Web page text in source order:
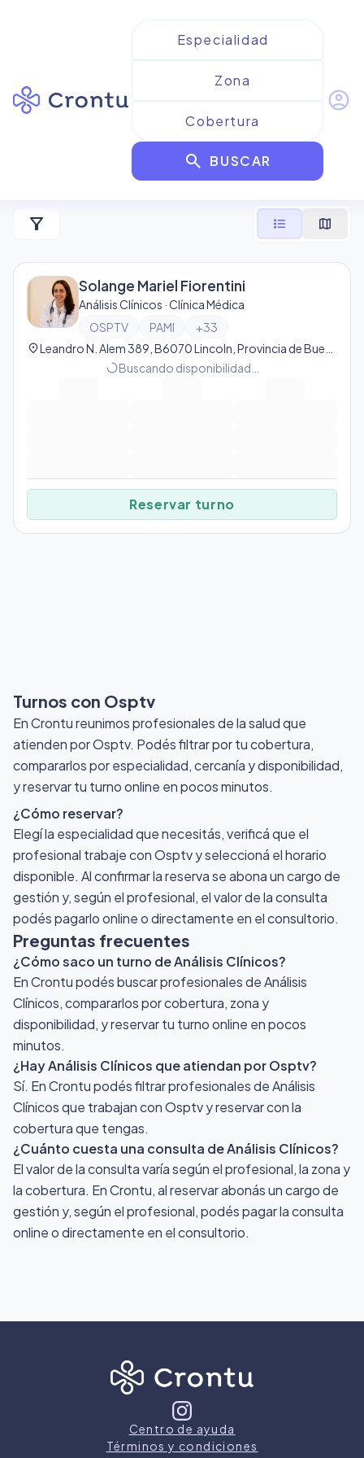
search BUSCAR
account_circle
Resultados paraAnálisis
Clínicos de OSPTV
filter_alt format_list_bulleted map
Solange Mariel Fiorentini
Análisis Clínicos · Clínica Médica
OSPTV
PAMI +33
location_on
progress_activityBuscando disponibilidad…
Reservar turno
Turnos con Osptv
En Crontu reunimos profesionales de la salud que
atienden por Osptv. Podés filtrar por tu cobertura,
compararlos por especialidad, cercanía y disponibilidad,
y reservar tu turno online en pocos minutos.
¿Cómo reservar?
Elegí la especialidad que necesitás, verificá que el
profesional trabaje con Osptv y seleccioná el horario
disponible. Al confirmar la reserva se abona un cargo de
gestión y, según el profesional, el valor de la consulta
podés pagarlo online o directamente en el consultorio.
Preguntas frecuentes
¿Cómo saco un turno de Análisis Clínicos?
En Crontu podés buscar profesionales de Análisis
Clínicos, compararlos por cobertura, zona y
disponibilidad, y reservar tu turno online en pocos
minutos.
¿Hay Análisis Clínicos que atiendan por Osptv?
Sí. En Crontu podés filtrar profesionales de Análisis
Clínicos que trabajan con Osptv y reservar con la
cobertura que tengas.
¿Cuánto cuesta una consulta de Análisis Clínicos?
El valor de la consulta varía según el profesional, la zona y
la cobertura. En Crontu, al reservar abonás un cargo de
gestión y, según el profesional, podés pagar la consulta
online o directamente en el consultorio.
Centro de ayuda
Términos y condiciones